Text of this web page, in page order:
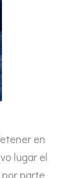
en
lugar el
parte